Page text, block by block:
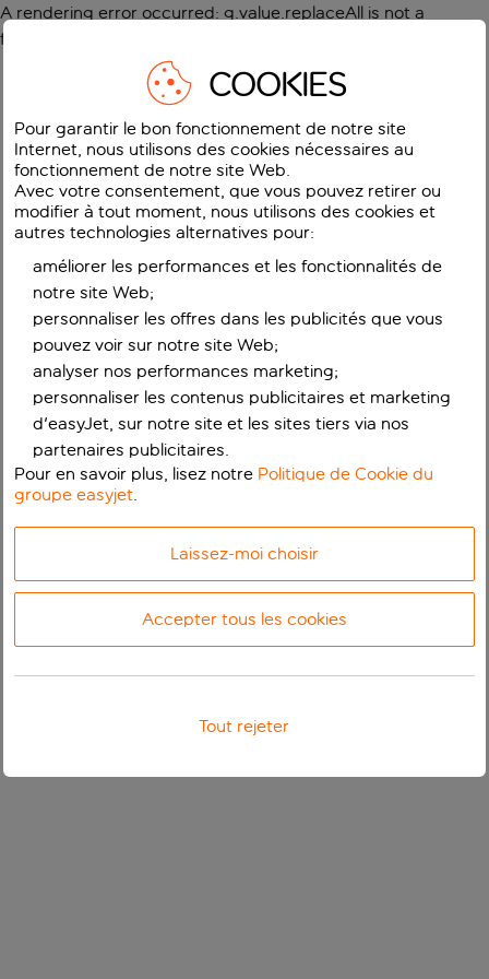
A rendering error occurred: g.value.replaceAll is not a
function
COOKIES
Pour garantir le bon fonctionnement de notre site
Internet, nous utilisons des cookies nécessaires au
fonctionnement de notre site Web.
Avec votre consentement, que vous pouvez retirer ou
modifier à tout moment, nous utilisons des cookies et
autres technologies alternatives pour:
améliorer les performances et les fonctionnalités de
notre site Web;
personnaliser les offres dans les publicités que vous
pouvez voir sur notre site Web;
analyser nos performances marketing;
personnaliser les contenus publicitaires et marketing
d'easyJet, sur notre site et les sites tiers via nos
partenaires publicitaires.
Pour en savoir plus, lisez notre Politique de Cookie du
groupe easyjet.
Laissez-moi choisir
Accepter tous les cookies
Tout rejeter